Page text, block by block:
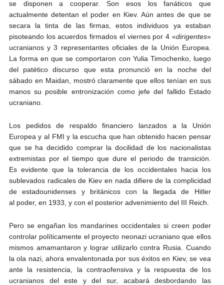
se disponen a cooperar. Son esos los fanáticos que
actualmente detentan el poder en Kiev. Aún antes de que se
secara la tinta de las firmas, estos individuos ya estaban
pisoteando los acuerdos firmados el viernes por 4 «dirigentes»
ucranianos y 3 representantes oficiales de la Unión Europea.
La forma en que se comportaron con Yulia Timochenko, luego
del patético discurso que esta pronunció en la noche del
sábado en Maidan, mostró claramente que ellos tenían en sus
manos su posible entronización como jefe del fallido Estado
ucraniano.
Los pedidos de respaldo financiero lanzados a la Unión
Europea y al FMI y la escucha que han obtenido hacen pensar
que se ha decidido comprar la docilidad de los nacionalistas
extremistas por el tiempo que dure el periodo de transición.
Es evidente que la tolerancia de los occidentales hacia los
sublevados radicales de Kiev en nada difiere de la complicidad
de estadounidenses y británicos con la llegada de Hitler
al poder, en 1933, y con el posterior advenimiento del III Reich.
Pero se engañan los mandarines occidentales si creen poder
controlar políticamente el proyecto neonazi ucraniano que ellos
mismos amamantaron y lograr utilizarlo contra Rusia. Cuando
la ola nazi, ahora envalentonada por sus éxitos en Kiev, se vea
ante la resistencia, la contraofensiva y la respuesta de los
ucranianos del este y del sur, acabará desbordando las